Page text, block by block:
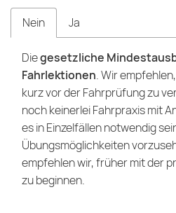
Nein Ja
Diegesetzliche
Fahrlektionen. Wir
kurz vor der Fahrprüfung zu
noch keinerlei Fahrpraxis mit
es in Einzelfällen notwendig
Übungsmöglichkeiten
empfehlen wir, früher mit der
zu beginnen.